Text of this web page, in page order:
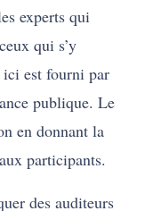
experts qui
qui s’y
ici est fourni par
publique. Le
en donnant la
participants.
des auditeurs